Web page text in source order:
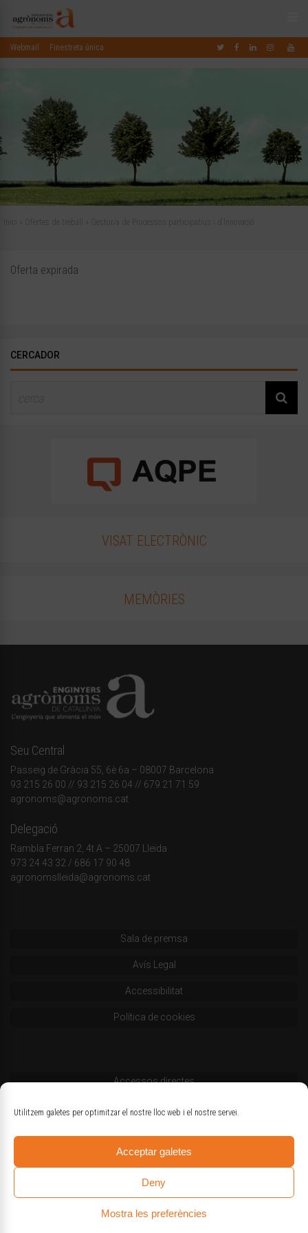
Utilitzem galetes per optimitzar el nostre lloc web i el nostre servei.
Acceptar galetes
Deny
Mostra les preferències
Webmail Finestreta única
Oferta expirada
CERCADOR
VISAT ELECTRÒNIC
MEMÒRIES
Seu Central
Passeig de Gràcia 55, 6è 6a – 08007 Barcelona
93 215 26 00 // 93 215 26 04 // 679 21 71 59
agronoms@agronoms.cat
Delegació
Rambla Ferran 2, 4t A – 25007 Lleida
973 24 43 32 / 686 17 90 48
agronomslleida@agronoms.cat
Sala de premsa
Avís Legal
Accessibilitat
Política de cookies
Accessos directes
Codi deontològic
Logotips oficials